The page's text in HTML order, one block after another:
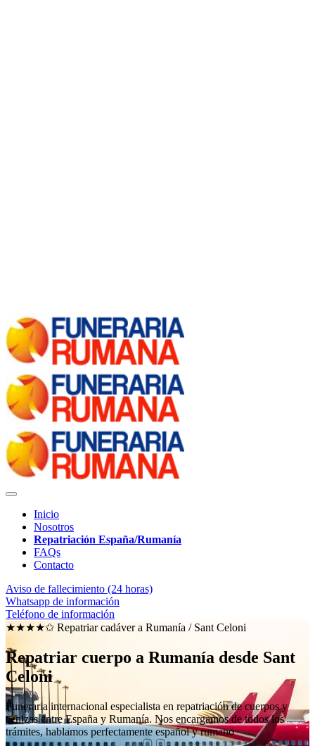
Inicio
Nosotros
Repatriación España/Rumanía
FAQs
Contacto
Aviso de fallecimiento (24 horas)
Whatsapp de información
Teléfono de información
★★★★✩ Repatriar cadáver a Rumanía / Sant Celoni
Repatriar cuerpo a Rumanía desde Sant
Celoni
Funeraria internacional especialista en repatriación de cuerpos y
cenizas entre España y Rumanía. Nos encargamos de todos los
trámites, hablamos perfectamente español y rumano